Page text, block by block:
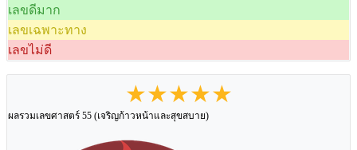
เลขดีมาก
เลขเฉพาะทาง
เลขไม่ดี
★★★★★
ผลรวมเลขศาสตร์ 55 (เจริญก้าวหน้าและสุขสบาย)